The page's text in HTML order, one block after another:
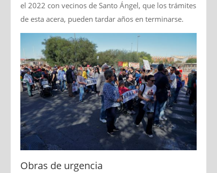
el 2022 con vecinos de Santo Ángel, que los trámites
de esta acera, pueden tardar años en terminarse.
Obras de urgencia